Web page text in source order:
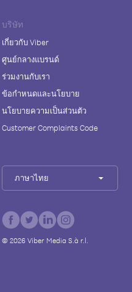
บริษัท
เกี่ยวกับ Viber
ศูนย์กลางแบรนด์
ร่วมงานกับเรา
ข้อกำหนดและนโยบาย
นโยบายความเป็นส่วนตัว
Customer Complaints Code
ภาษาไทย
© 2026Viber Media S.à r.l.